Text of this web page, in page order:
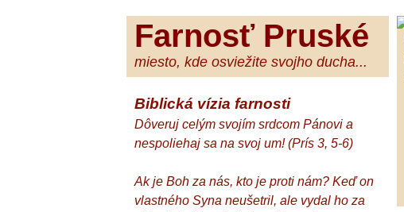
Farnosť Pruské
miesto, kde osviežite svojho ducha...
Biblická vízia farnosti
Dôveruj celým svojím srdcom Pánovi a
nespoliehaj sa na svoj um! (Prís 3, 5-6)
Ak je Boh za nás, kto je proti nám? Keď on
vlastného Syna neušetril, ale vydal ho za